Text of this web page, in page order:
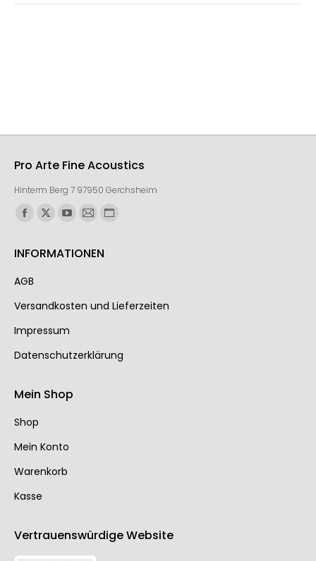
Pro Arte Fine Acoustics
Hinterm Berg 7 97950 Gerchsheim
Finden Sie uns auf:
INFORMATIONEN
AGB
Ver­sand­kos­ten und Lie­fer­zei­ten
Impressum
Datenschutzerklärung
Mein Shop
Shop
Mein Konto
Warenkorb
Kasse
Vertrauenswürdige Website